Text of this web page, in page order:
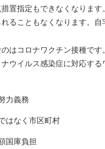
置指定もできなくなりま
ることもなくなります。自
はコロナワクチン接種です
ウイルス感染症に対応する
力義務
はなく市区町村
国庫負担